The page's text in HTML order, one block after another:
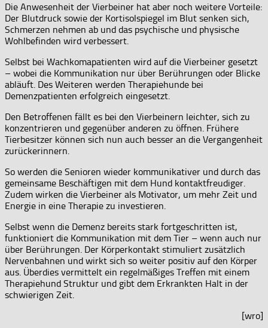
Die Anwesenheit der Vierbeiner hat aber noch weitere Vorteile:
Der Blutdruck sowie der Kortisolspiegel im Blut senken sich,
Schmerzen nehmen ab und das psychische und physische
Wohlbefinden wird verbessert.
Selbst bei Wachkomapatienten wird auf die Vierbeiner gesetzt
– wobei die Kommunikation nur über Berührungen oder Blicke
abläuft. Des Weiteren werden Therapiehunde bei
Demenzpatienten erfolgreich eingesetzt.
Den Betroffenen fällt es bei den Vierbeinern leichter, sich zu
konzentrieren und gegenüber anderen zu öffnen. Frühere
Tierbesitzer können sich nun auch besser an die Vergangenheit
zurückerinnern.
So werden die Senioren wieder kommunikativer und durch das
gemeinsame Beschäftigen mit dem Hund kontaktfreudiger.
Zudem wirken die Vierbeiner als Motivator, um mehr Zeit und
Energie in eine Therapie zu investieren.
Selbst wenn die Demenz bereits stark fortgeschritten ist,
funktioniert die Kommunikation mit dem Tier – wenn auch nur
über Berührungen. Der Körperkontakt stimuliert zusätzlich
Nervenbahnen und wirkt sich so weiter positiv auf den Körper
aus. Überdies vermittelt ein regelmäßiges Treffen mit einem
Therapiehund Struktur und gibt dem Erkrankten Halt in der
schwierigen Zeit.
[wro]